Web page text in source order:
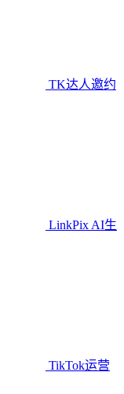
TK达人邀约
LinkPix AI生
TikTok运营